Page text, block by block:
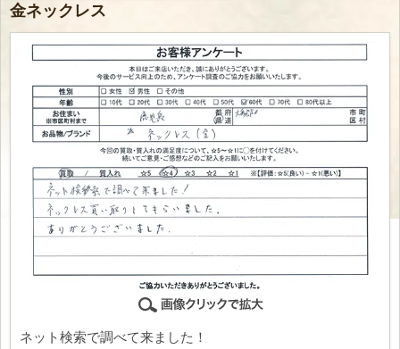
金ネックレス
ネット検索で調べて来ました！